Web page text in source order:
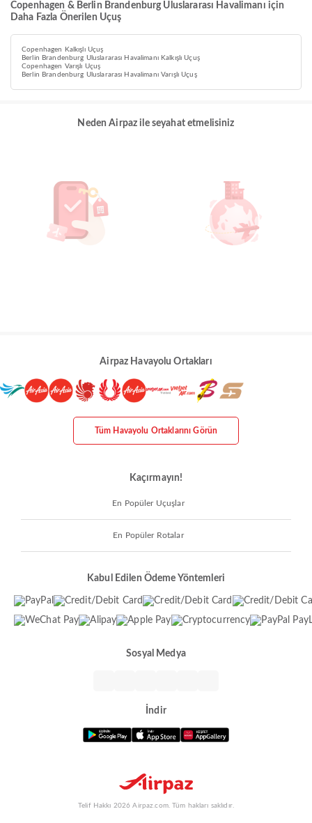
Copenhagen & Berlin Brandenburg Uluslararası Havalimanı için
Daha Fazla Önerilen Uçuş
Copenhagen Kalkışlı Uçuş
Berlin Brandenburg Uluslararası Havalimanı Kalkışlı Uçuş
Copenhagen Varışlı Uçuş
Berlin Brandenburg Uluslararası Havalimanı Varışlı Uçuş
Neden Airpaz ile seyahat etmelisiniz
Airpaz Havayolu Ortakları
Tüm Havayolu Ortaklarını Görün
Kaçırmayın!
En Popüler Uçuşlar
En Popüler Rotalar
Kabul Edilen Ödeme Yöntemleri
Sosyal Medya
İndir
Telif Hakkı 2026 Airpaz.com. Tüm hakları saklıdır.